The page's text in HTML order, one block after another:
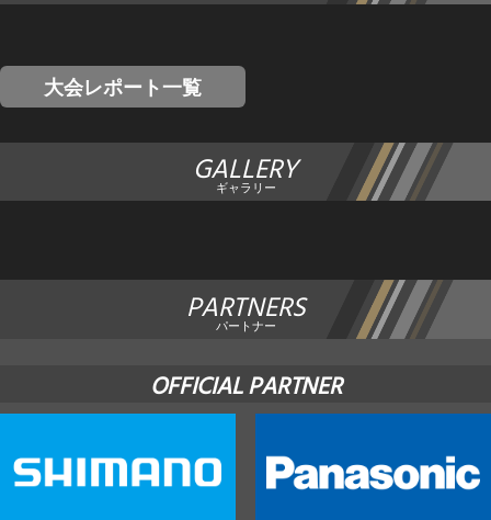
大会レポート一覧
GALLERY
ギャラリー
PARTNERS
パートナー
OFFICIAL PARTNER